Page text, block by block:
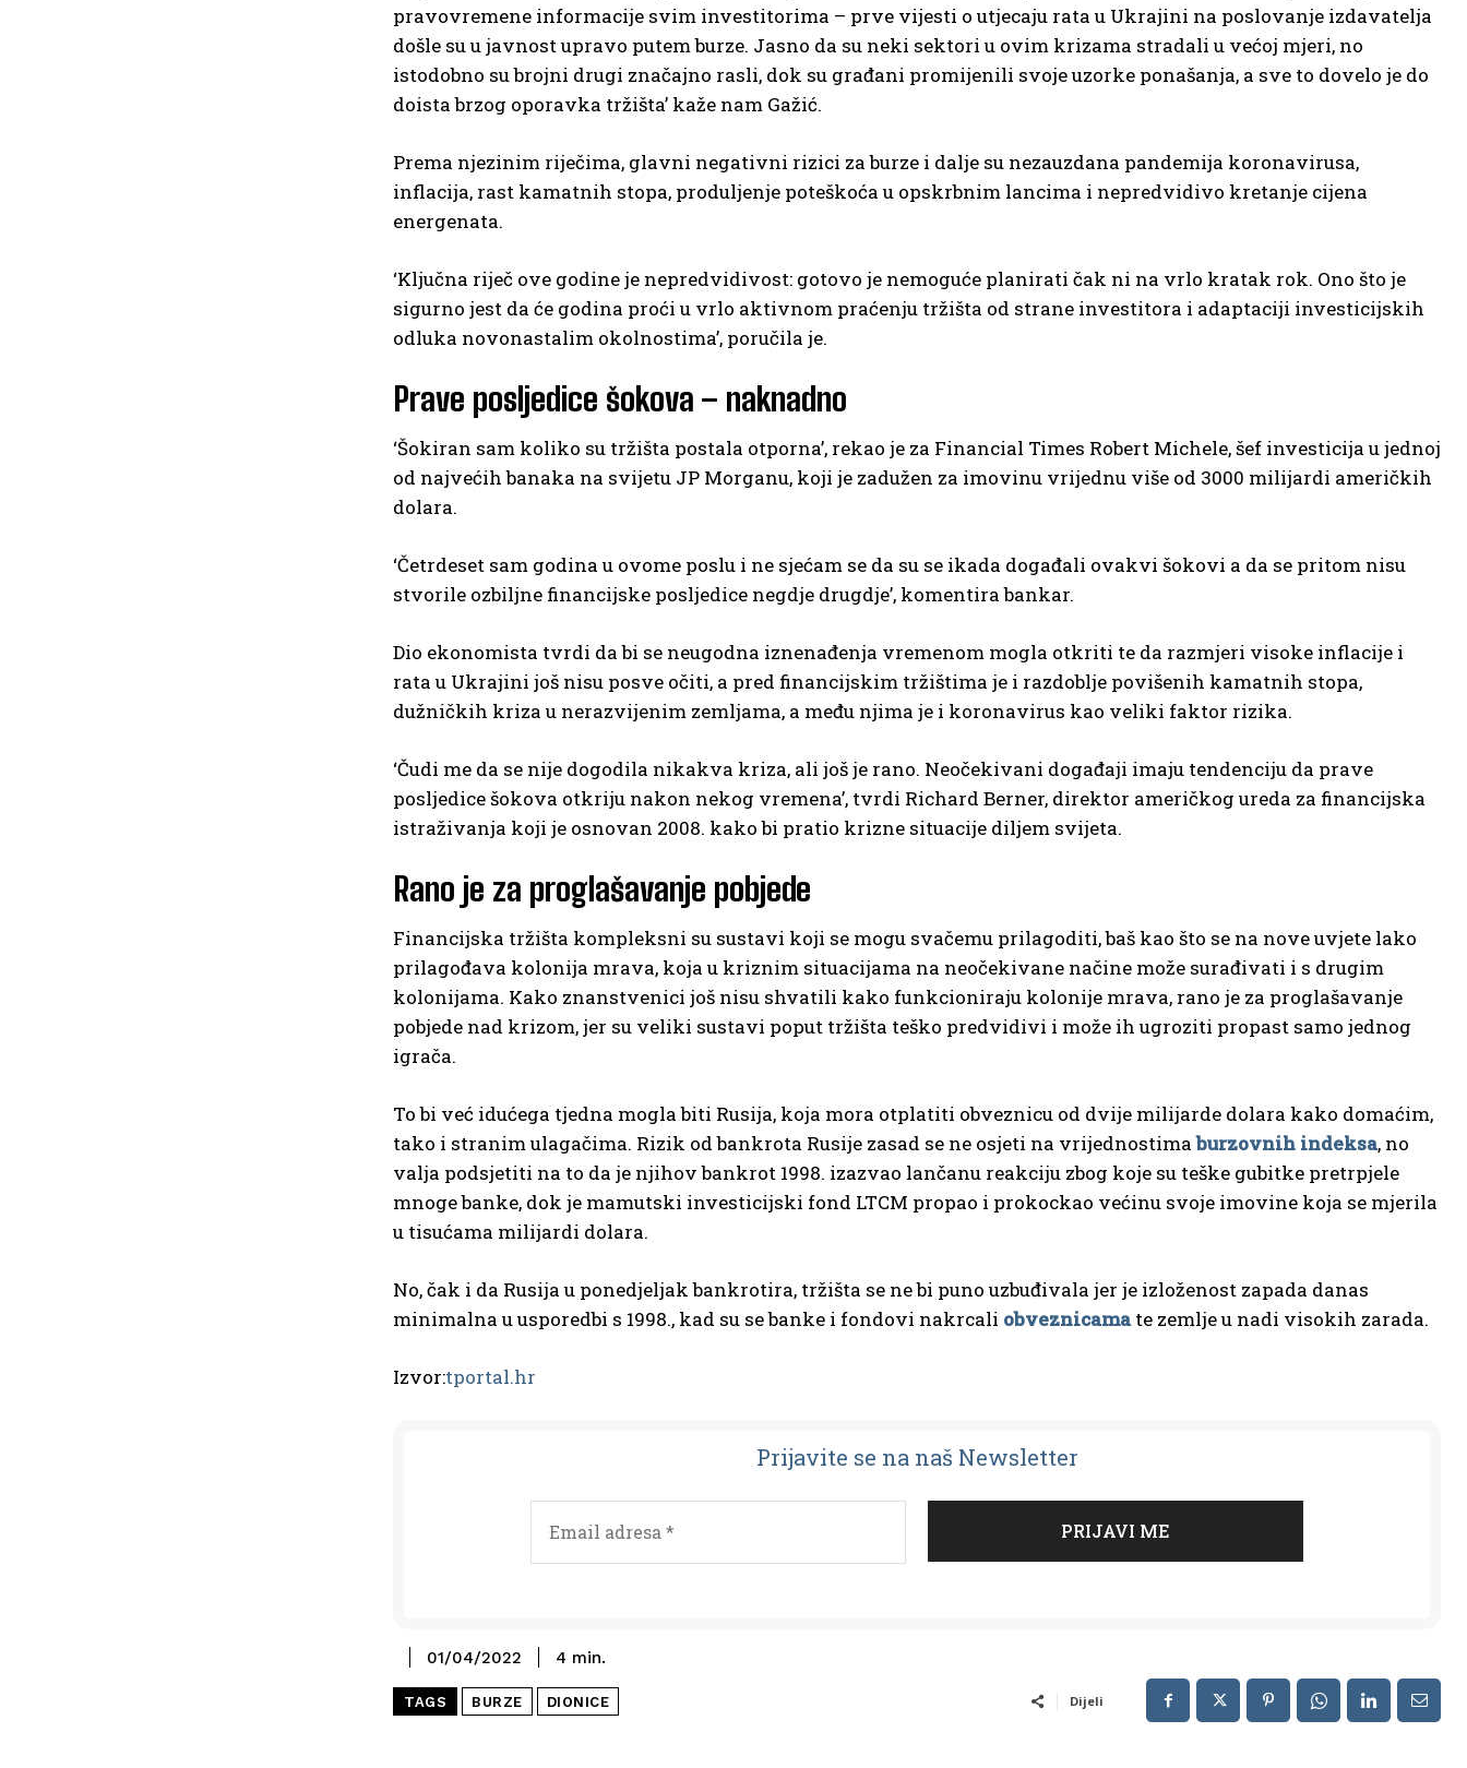
pravovremene informacije svim investitorima – prve vijesti o utjecaju rata u Ukrajini na poslovanje izdavatelja
došle su u javnost upravo putem burze. Jasno da su neki sektori u ovim krizama stradali u većoj mjeri, no
istodobno su brojni drugi značajno rasli, dok su građani promijenili svoje uzorke ponašanja, a sve to dovelo je do
doista brzog oporavka tržišta’ kaže nam Gažić.
Prema njezinim riječima, glavni negativni rizici za burze i dalje su nezauzdana pandemija koronavirusa,
inflacija, rast kamatnih stopa, produljenje poteškoća u opskrbnim lancima i nepredvidivo kretanje cijena
energenata.
‘Ključna riječ ove godine je nepredvidivost: gotovo je nemoguće planirati čak ni na vrlo kratak rok. Ono što je
sigurno jest da će godina proći u vrlo aktivnom praćenju tržišta od strane investitora i adaptaciji investicijskih
odluka novonastalim okolnostima’, poručila je.
Prave posljedice šokova – naknadno
‘Šokiran sam koliko su tržišta postala otporna’, rekao je za Financial Times Robert Michele, šef investicija u jednoj
od najvećih banaka na svijetu JP Morganu, koji je zadužen za imovinu vrijednu više od 3000 milijardi američkih
dolara.
‘Četrdeset sam godina u ovome poslu i ne sjećam se da su se ikada događali ovakvi šokovi a da se pritom nisu
stvorile ozbiljne financijske posljedice negdje drugdje’, komentira bankar.
Dio ekonomista tvrdi da bi se neugodna iznenađenja vremenom mogla otkriti te da razmjeri visoke inflacije i
rata u Ukrajini još nisu posve očiti, a pred financijskim tržištima je i razdoblje povišenih kamatnih stopa,
dužničkih kriza u nerazvijenim zemljama, a među njima je i koronavirus kao veliki faktor rizika.
‘Čudi me da se nije dogodila nikakva kriza, ali još je rano. Neočekivani događaji imaju tendenciju da prave
posljedice šokova otkriju nakon nekog vremena’, tvrdi Richard Berner, direktor američkog ureda za financijska
istraživanja koji je osnovan 2008. kako bi pratio krizne situacije diljem svijeta.
Rano je za proglašavanje pobjede
Financijska tržišta kompleksni su sustavi koji se mogu svačemu prilagoditi, baš kao što se na nove uvjete lako
prilagođava kolonija mrava, koja u kriznim situacijama na neočekivane načine može surađivati i s drugim
kolonijama. Kako znanstvenici još nisu shvatili kako funkcioniraju kolonije mrava, rano je za proglašavanje
pobjede nad krizom, jer su veliki sustavi poput tržišta teško predvidivi i može ih ugroziti propast samo jednog
igrača.
To bi već idućega tjedna mogla biti Rusija, koja mora otplatiti obveznicu od dvije milijarde dolara kako domaćim,
tako i stranim ulagačima. Rizik od bankrota Rusije zasad se ne osjeti na vrijednostimaburzovnih indeksa, no
valja podsjetiti na to da je njihov bankrot 1998. izazvao lančanu reakciju zbog koje su teške gubitke pretrpjele
mnoge banke, dok je mamutski investicijski fond LTCM propao i prokockao većinu svoje imovine koja se mjerila
u tisućama milijardi dolara.
No, čak i da Rusija u ponedjeljak bankrotira, tržišta se ne bi puno uzbuđivala jer je izloženost zapada danas
minimalna u usporedbi s 1998., kad su se banke i fondovi nakrcali obveznicamate zemlje u nadi visokih zarada.
Izvor:tportal.hr
Prijavite se na naš Newsletter
01/04/2022 4 min.
TAGS BURZE DIONICE Dijeli